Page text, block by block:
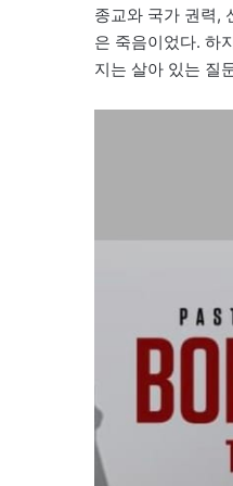
종교와 국가 권력,
은 죽음이었다. 하
지는 살아 있는 질